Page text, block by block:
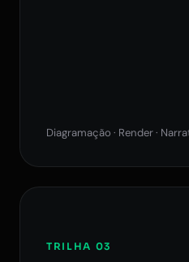
Diagramação · Render ·
TRILHA 03